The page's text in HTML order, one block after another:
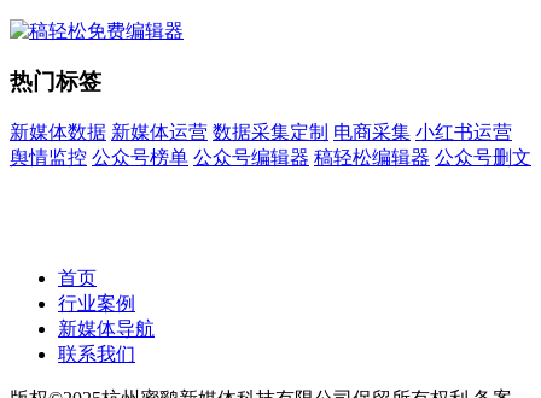
热门标签
新媒体数据 新媒体运营 数据采集定制 电商采集 小红书运营
舆情监控 公众号榜单 公众号编辑器 稿轻松编辑器 公众号删文
首页
行业案例
新媒体导航
联系我们